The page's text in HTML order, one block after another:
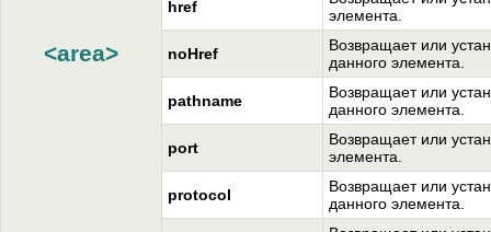
<area>
href
элемента.
noHref
Возвращает или
данного элемента.
pathname
Возвращает или
данного элемента.
port
Возвращает или
элемента.
protocol
Возвращает или
данного элемента.